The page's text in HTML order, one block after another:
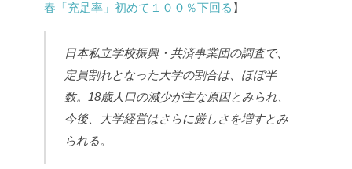
春「充足率」初めて１００％下回る 】
日本私立学校振興・共済事業団の調査で、
定員割れとなった大学の割合は、ほぼ半
数。18歳人口の減少が主な原因とみられ、
今後、大学経営はさらに厳しさを増すとみ
られる。